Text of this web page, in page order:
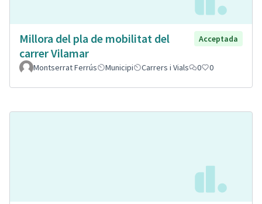
Millora del pla de mobilitat del
carrer Vilamar
Acceptada
Montserrat Ferrús Municipi Carrers i Vials 0 0